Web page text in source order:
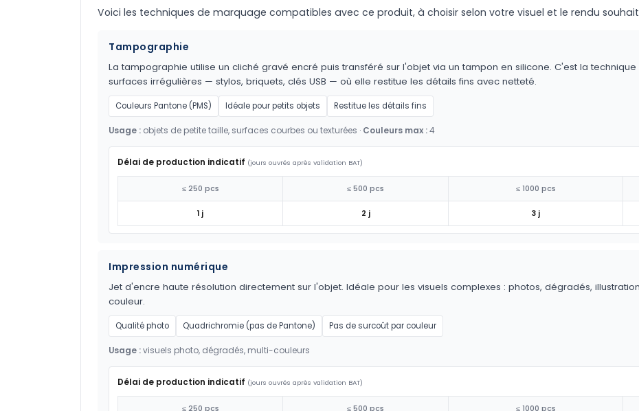
Voici les techniques de marquage compatibles avec ce produit, à choisir selon votre visuel et le rendu
Tampographie
La tampographie utilise un cliché gravé encré puis transféré sur l'objet via un tampon en silicone. C'est la
surfaces irrégulières — stylos, briquets, clés USB — où elle restitue les détails fins avec netteté.
Couleurs Pantone (PMS) Idéale pour petits objets Restitue les détails fins
Usage : objets de petite taille, surfaces courbes ou texturées · Couleurs max :4
Délai de production indicatif (jours ouvrés après validation BAT)
≤ 250 pcs ≤ 500 pcs ≤ 1000 pcs
1 j 2 j 3 j
Impression numérique
Jet d'encre haute résolution directement sur l'objet. Idéale pour les visuels complexes : photos, dégradés,
couleur.
Qualité photo Quadrichromie (pas de Pantone) Pas de surcoût par couleur
Usage :visuels photo, dégradés, multi-couleurs
Délai de production indicatif (jours ouvrés après validation BAT)
≤ 250 pcs ≤ 500 pcs ≤ 1000 pcs